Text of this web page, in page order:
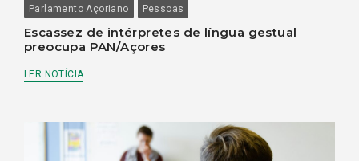
Parlamento Açoriano
Pessoas
Escassez de intérpretes de língua gestual
preocupa PAN/Açores
LER NOTÍCIA